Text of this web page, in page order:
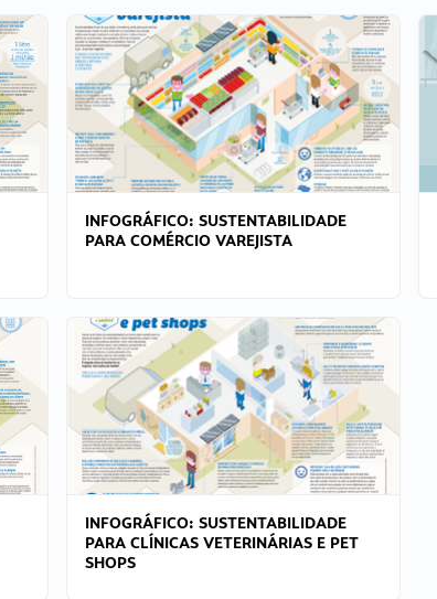
INFOGRÁFICO: SUSTENTABILIDADE
PARA COMÉRCIO VAREJISTA
INFOGRÁFICO: SUSTENTABILIDADE
PARA CLÍNICAS VETERINÁRIAS E PET
SHOPS